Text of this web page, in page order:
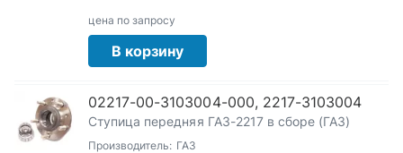
цена по запросу
В корзину
02217-00-3103004-000, 2217-3103004
Ступица передняя ГАЗ-2217 в сборе (ГАЗ)
Производитель: ГАЗ